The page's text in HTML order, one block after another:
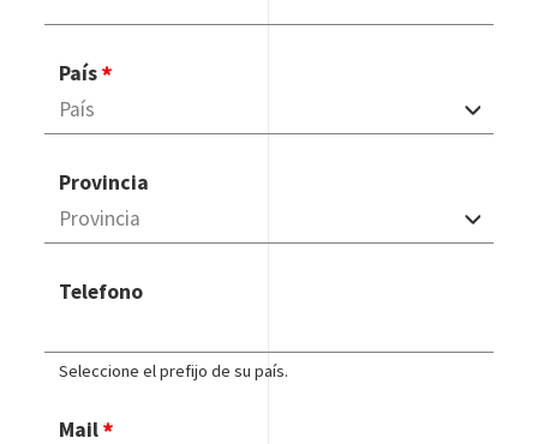
País
Provincia
Telefono
Seleccione el prefijo de su país.
Mail